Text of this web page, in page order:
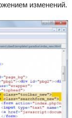
изменений.